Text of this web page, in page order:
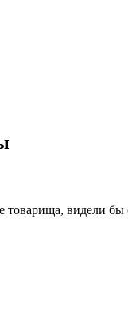
видели